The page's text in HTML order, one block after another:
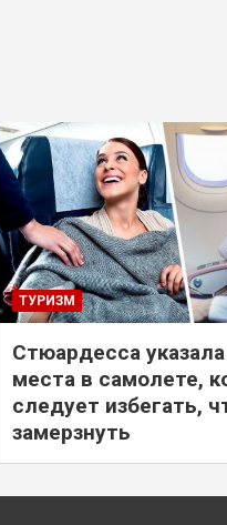
ТУРИЗМ
Стюардесса
места в самолете,
следует избегать,
замерзнуть